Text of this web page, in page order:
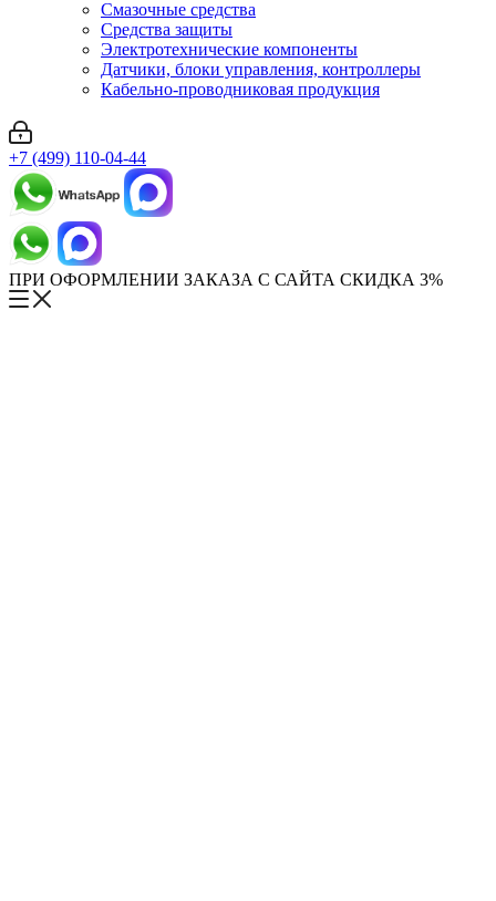
Смазочные средства
Средства защиты
Электротехнические компоненты
Датчики, блоки управления, контроллеры
Кабельно-проводниковая продукция
+7 (499) 110-04-44
ПРИ ОФОРМЛЕНИИ ЗАКАЗА С САЙТА СКИДКА 3%